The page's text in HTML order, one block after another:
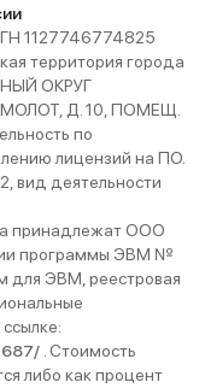
1127746774825
территория города
ОКРУГ
Д. 10, ПОМЕЩ.
по
лицензий на ПО.
вид деятельности
принадлежат ООО
программы ЭВМ №
для ЭВМ, реестровая
. Стоимость
либо как процент